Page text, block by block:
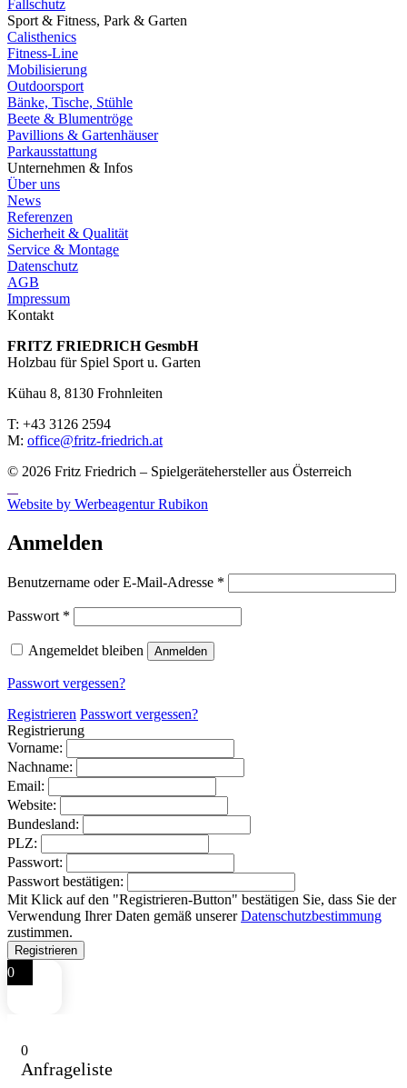
Fallschutz
Sport & Fitness, Park & Garten
Calisthenics
Fitness-Line
Mobilisierung
Outdoorsport
Bänke, Tische, Stühle
Beete & Blumentröge
Pavillions & Gartenhäuser
Parkausstattung
Unternehmen & Infos
Über uns
News
Referenzen
Sicherheit & Qualität
Service & Montage
Datenschutz
AGB
Impressum
Kontakt
FRITZ FRIED­RICH GesmbH
Holzbau für Spiel Sport u. Garten
Kühau 8, 8130 Frohn­leiten
T: +43 3126 2594
M: office@fritz-fried­rich.at
© 2026 Fritz Friedrich – Spielgerätehersteller aus Österreich
Website by Werbeagentur Rubikon
Anmelden
Benutzername oder E-Mail-Adresse *
Passwort *
Angemeldet bleiben Anmelden
Passwort vergessen?
Registrieren Passwort vergessen?
Registrierung
Vorname:
Nachname:
Email:
Website:
Bundesland:
PLZ:
Passwort:
Passwort bestätigen:
Mit Klick auf den "Registrieren-Button" bestätigen Sie, dass Sie der
Verwendung Ihrer Daten gemäß unsererDatenschutzbestimmung
zustimmen.
0
0
Anfrageliste